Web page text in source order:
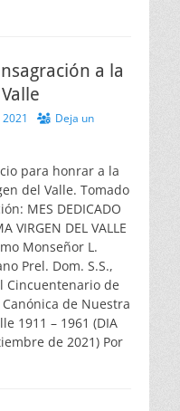
a la
Deja un
para honrar a la
del Valle. Tomado
MES DEDICADO
VIRGEN DEL VALLE
Monseñor L.
Prel. Dom. S.S.,
Cincuentenario de
de Nuestra
1911 – 1961 (DIA
de 2021) Por